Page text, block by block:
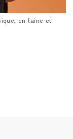
en laine et